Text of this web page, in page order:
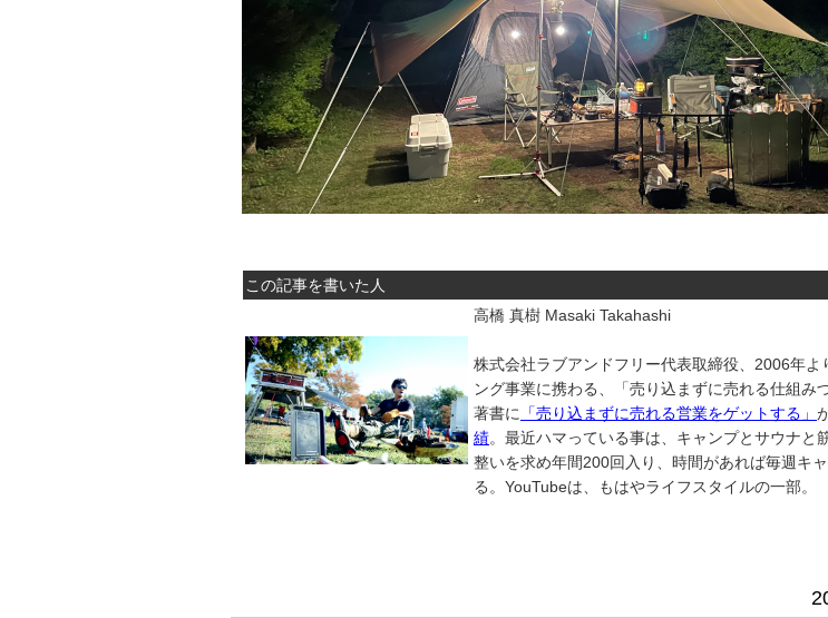
この記事を書いた人
高橋 真樹 Masaki Takahashi
株式会社ラブアンドフリー代表取締役、2006年よ
ング事業に携わる、「売り込まずに売れる仕組み
著書に
「売り込まずに売れる営業をゲットする」
績。最近ハマっている事は、キャンプとサウナと
整いを求め年間200回入り、時間があれば毎週キ
る。YouTubeは、もはやライフスタイルの一部。